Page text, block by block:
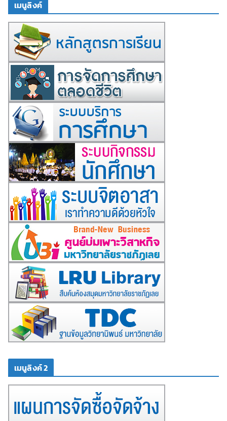
เมนูลิงค์
เมนูลิงค์ 2